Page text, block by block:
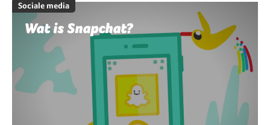
Sociale media
Wat is Snapchat?